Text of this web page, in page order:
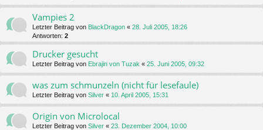
Vampies 2
Letzter Beitrag von BlackDragon « 28. Juli 2005, 18:26
Antworten: 2
Drucker gesucht
Letzter Beitrag von Ebrajin von Tuzak « 25. Juni 2005, 09:32
was zum schmunzeln (nicht für lesefaule)
Letzter Beitrag von Silver « 10. April 2005, 15:31
Origin von Microlocal
Letzter Beitrag von Silver « 23. Dezember 2004, 10:00